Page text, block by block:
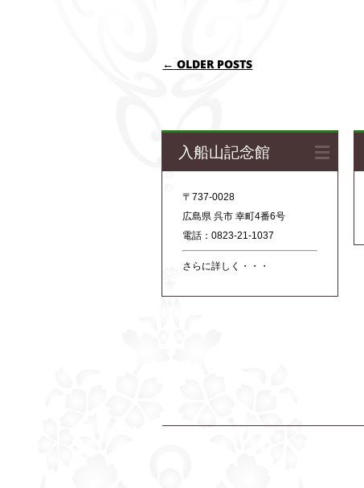
POST NAVIGATION
← OLDER POSTS
入船山記念館
〒737-0028
広島県 呉市 幸町4番6号
電話：0823-21-1037
さらに詳しく・・・